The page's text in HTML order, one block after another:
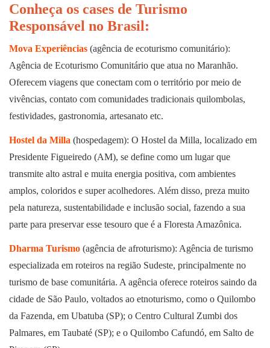
Conheça os cases de Turismo
Responsável no Brasil:
Mova Experiências (agência de ecoturismo comunitário):
Agência de Ecoturismo Comunitário que atua no Maranhão.
Oferecem viagens que conectam com o território por meio de
vivências, contato com comunidades tradicionais quilombolas,
festividades, gastronomia, artesanato etc.
Hostel da Milla (hospedagem): O Hostel da Milla, localizado em
Presidente Figueiredo (AM), se define como um lugar que
transmite alto astral e muita energia positiva, com ambientes
amplos, coloridos e super acolhedores. Além disso, preza muito
pela natureza, sustentabilidade e inclusão social, fazendo a sua
parte para preservar esse tesouro que é a Floresta Amazônica.
Dharma Turismo (agência de afroturismo): Agência de turismo
especializada em roteiros na região Sudeste, principalmente no
turismo de base comunitária. A agência oferece roteiros saindo da
cidade de São Paulo, voltados ao etnoturismo, como o Quilombo
da Fazenda, em Ubatuba (SP); o Centro Cultural Zumbi dos
Palmares, em Taubaté (SP); e o Quilombo Cafundó, em Salto de